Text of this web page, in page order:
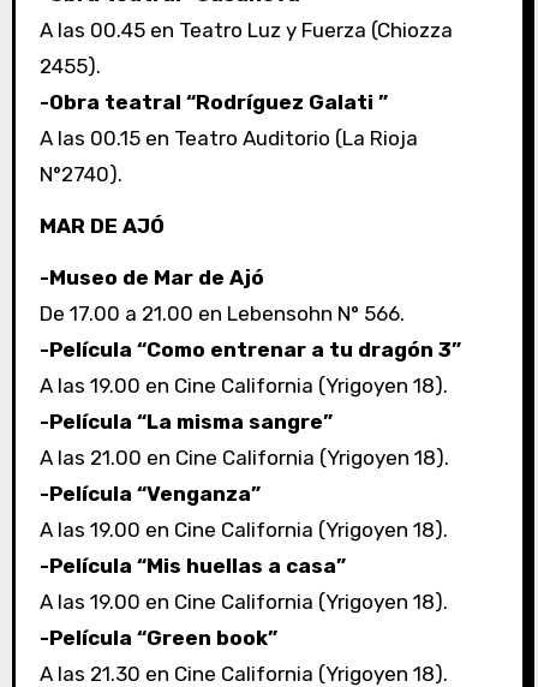
A las 00.45 en Teatro Luz y Fuerza (Chiozza
2455).
-Obra teatral “Rodríguez Galati ”
A las 00.15 en Teatro Auditorio (La Rioja
N°2740).
MAR DE AJÓ
-Museo de Mar de Ajó
De 17.00 a 21.00 en Lebensohn N° 566.
-Película “Como entrenar a tu dragón 3”
A las 19.00 en Cine California (Yrigoyen 18).
-Película “La misma sangre”
A las 21.00 en Cine California (Yrigoyen 18).
-Película “Venganza”
A las 19.00 en Cine California (Yrigoyen 18).
-Película “Mis huellas a casa”
A las 19.00 en Cine California (Yrigoyen 18).
-Película “Green book”
A las 21.30 en Cine California (Yrigoyen 18).